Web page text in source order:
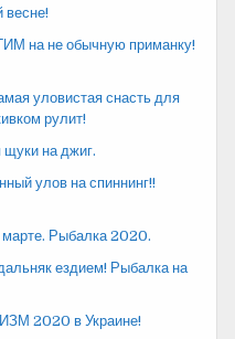
весне!
на не обычную приманку!
уловистая снасть для
рулит!
щуки на джиг.
улов на спиннинг!!
марте. Рыбалка 2020.
ездием! Рыбалка на
2020 в Украине!